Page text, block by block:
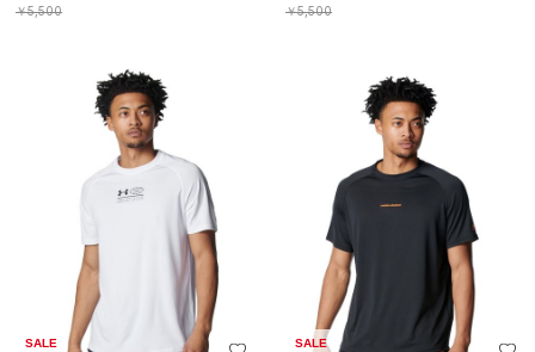
￥5,500
￥5,500
SALE SALE